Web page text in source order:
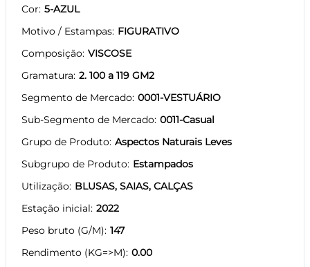
Cor 5-AZUL
Motivo / Estampas FIGURATIVO
Composição VISCOSE
Gramatura 2. 100 a 119 GM2
Segmento de Mercado 0001-VESTUÁRIO
Sub-Segmento de Mercado 0011-Casual
Grupo de Produto Aspectos Naturais Leves
Subgrupo de Produto Estampados
Utilização BLUSAS, SAIAS, CALÇAS
Estação inicial 2022
Peso bruto (G/M) 147
Rendimento (KG=>M) 0.00